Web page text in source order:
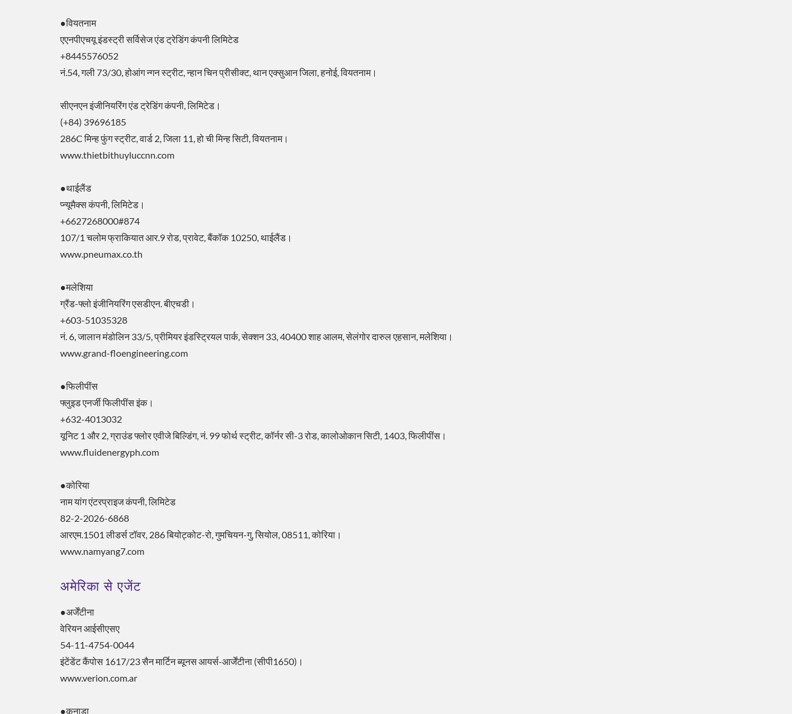
●वियतनाम
एएनपीएचयू इंडस्ट्री सर्विसेज एंड ट्रेडिंग कंपनी लिमिटेड
+8445576052
नं.54, गली 73/30, होआंग न्गन स्ट्रीट, न्हान चिन प्रीसीक्ट, थान एक्सुआन जिला, हनोई, वियतनाम।
सीएनएन इंजीनियरिंग एंड ट्रेडिंग कंपनी, लिमिटेड।
(+84) 39696185
286C मिन्ह फुंग स्ट्रीट, वार्ड 2, जिला 11, हो ची मिन्ह सिटी, वियतनाम।
www.thietbithuyluccnn.com
●थाईलैंड
प्न्यूमैक्स कंपनी, लिमिटेड।
+6627268000#874
107/1 चलोम फ्राकियात आर.9 रोड, प्रावेट, बैंकॉक 10250, थाईलैंड।
www.pneumax.co.th
●मलेशिया
ग्रैंड-फ्लो इंजीनियरिंग एसडीएन. बीएचडी।
+603-51035328
नं. 6, जालान मंडोलिन 33/5, प्रीमियर इंडस्ट्रियल पार्क, सेक्शन 33, 40400 शाह आलम, सेलंगोर दारुल एहसान, मलेशिया।
www.grand-floengineering.com
●फिलीपींस
फ्लुइड एनर्जी फिलीपींस इंक।
+632-4013032
यूनिट 1 और 2, ग्राउंड फ्लोर एवीजे बिल्डिंग, नं. 99 फोर्थ स्ट्रीट, कॉर्नर सी-3 रोड, कालोओकान सिटी, 1403, फिलीपींस।
www.fluidenergyph.com
●कोरिया
नाम यांग एंटरप्राइज कंपनी, लिमिटेड
82-2-2026-6868
आरएम.1501 लीडर्स टॉवर, 286 बियोट्कोट-रो, गुमचियन-गु, सियोल, 08511, कोरिया।
www.namyang7.com
अमेरिका से एजेंट
●अर्जेंटीना
वेरियन आईसीएसए
54-11-4754-0044
इंटेंडेंट कैंपोस 1617/23 सैन मार्टिन ब्यूनस आयर्स-आर्जेंटीना (सीपी1650)।
www.verion.com.ar
●कनाडा